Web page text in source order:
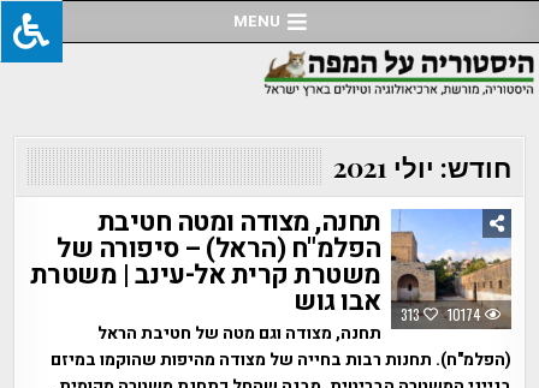
to
content
MENU
חודש: יולי 2021
313 10174
תחנה, מצודה ומטה חטיבת
הפלמ"ח (הראל) – סיפורה של
משטרת קרית אל-עינב | משטרת
אבו גוש
תחנה, מצודה וגם מטה של חטיבת הראל
(הפלמ"ח). תחנות רבות בחייה של מצודה מהיפות שהוקמו במיזם